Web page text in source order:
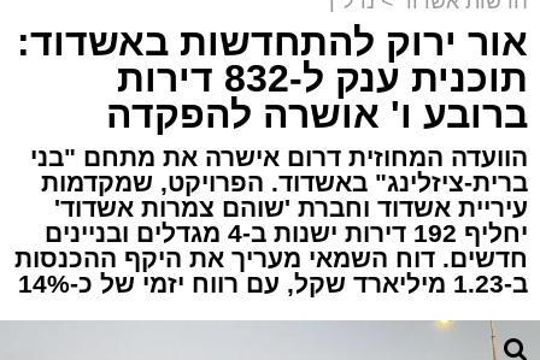
אור ירוק להתחדשות באשדוד:
תוכנית ענק ל-832 דירות
ברובע ו' אושרה להפקדה
הוועדה המחוזית דרום אישרה את מתחם "בני
ברית-ציזלינג" באשדוד. הפרויקט, שמקדמות
עיריית אשדוד וחברת 'שוהם צמרות אשדוד'
יחליף 192 דירות ישנות ב-4 מגדלים ובניינים
חדשים. דוח השמאי מעריך את היקף ההכנסות
ב-1.23 מיליארד שקל, עם רווח יזמי של כ-14%